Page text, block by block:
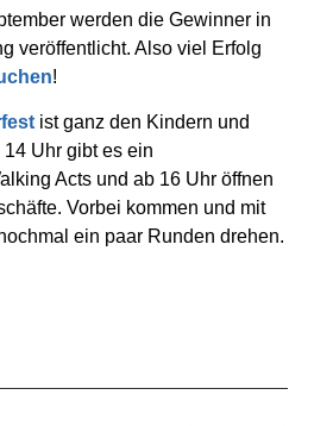
werden die Gewinner in
veröffentlicht. Also viel Erfolg
!
ist ganz den Kindern und
Uhr gibt es ein
Acts und ab 16 Uhr öffnen
Vorbei kommen und mit
ein paar Runden drehen.